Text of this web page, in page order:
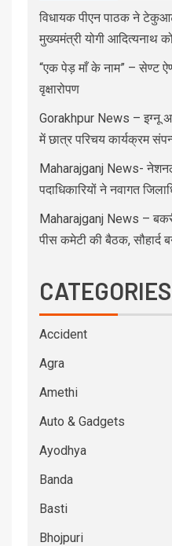
विधायक पीएन पाठक ने
मुख्यमंत्री योगी आदित्यनाथ
“एक पेड़ माँ के नाम” – सेण्ट
वृक्षारोपण
Gorakhpur News – इग्नू
में छात्र परिचय कार्यक्रम
Maharajganj News-
पदाधिकारियों ने नवागत
Maharajganj News –
पीस कमेटी की बैठक, सौहार्द
CATEGORIES
Accident
Agra
Amethi
Auto & Gadgets
Ayodhya
Banda
Basti
Bhojpuri